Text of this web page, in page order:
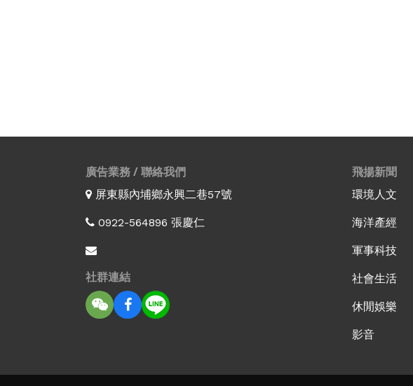
廣告業務 / 聯絡我們
屏東縣內埔鄉永興二巷57號
0922-564896 張慶仁
社群連結
飛揚新聞
環境人文
海洋產經
軍事科技
社會生活
休閒娛樂
影音